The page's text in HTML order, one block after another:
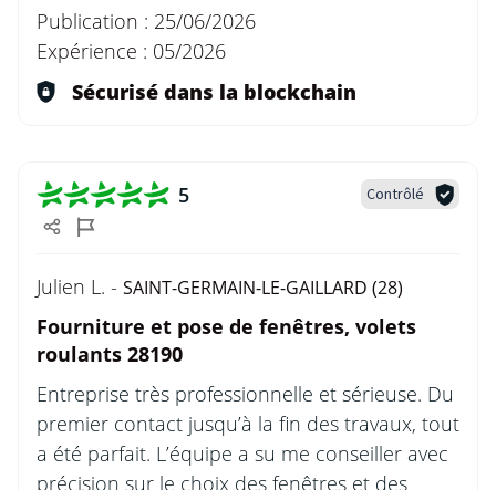
Publication : 25/06/2026
Expérience : 05/2026
Sécurisé dans la blockchain
5 Contrôlé
Julien L. - SAINT-GERMAIN-LE-GAILLARD (28)
Fourniture et pose de fenêtres, volets
roulants 28190
Entreprise très professionnelle et sérieuse. Du
premier contact jusqu’à la fin des travaux, tout
a été parfait. L’équipe a su me conseiller avec
précision sur le choix des fenêtres et des